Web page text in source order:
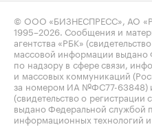
© ООО «БИЗНЕСПРЕСС», АО
1995–2026 . Сообщения и
агентства «РБК»
массовой информации выдано
по надзору в сфере связи,
и массовых коммуникаций
за номером ИА №ФС77-63848)
(свидетельство о
выдано Федеральной службой
информационных технологий